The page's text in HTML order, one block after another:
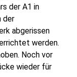
der A1 in
der
abgerissen
werden.
Noch vor
wieder für